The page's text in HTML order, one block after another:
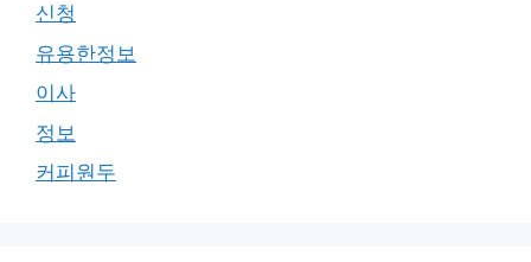
신청
유용한정보
이사
정보
커피원두